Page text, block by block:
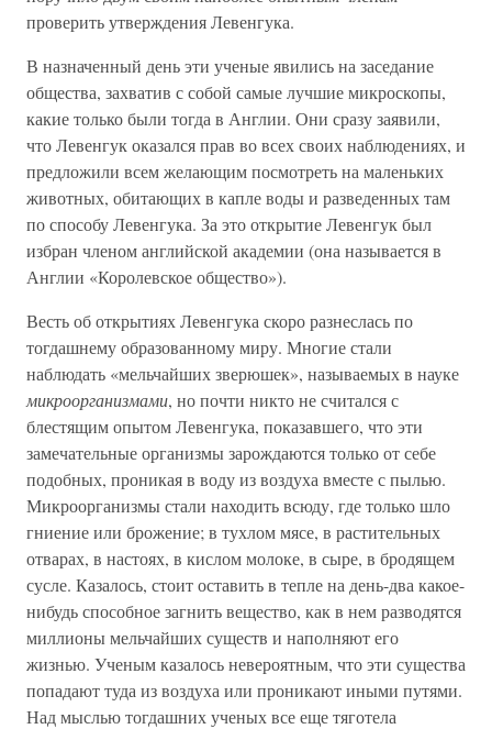
проверить утверждения Левенгука.
В назначенный день эти ученые явились на заседание
общества, захватив с собой самые лучшие микроскопы,
какие только были тогда в Англии. Они сразу заявили,
что Левенгук оказался прав во всех своих наблюдениях, и
предложили всем желающим посмотреть на маленьких
животных, обитающих в капле воды и разведенных там
по способу Левенгука. За это открытие Левенгук был
избран членом английской академии (она называется в
Англии «Королевское общество»).
Весть об открытиях Левенгука скоро разнеслась по
тогдашнему образованному миру. Многие стали
наблюдать «мельчайших зверюшек», называемых в науке
микроорганизмами, но почти никто не считался с
блестящим опытом Левенгука, показавшего, что эти
замечательные организмы зарождаются только от себе
подобных, проникая в воду из воздуха вместе с пылью.
Микроорганизмы стали находить всюду, где только шло
гниение или брожение; в тухлом мясе, в растительных
отварах, в настоях, в кислом молоке, в сыре, в бродящем
сусле. Казалось, стоит оставить в тепле на день-два какое-
нибудь способное загнить вещество, как в нем разводятся
миллионы мельчайших существ и наполняют его
жизнью. Ученым казалось невероятным, что эти существа
попадают туда из воздуха или проникают иными путями.
Над мыслью тогдашних ученых все еще тяготела